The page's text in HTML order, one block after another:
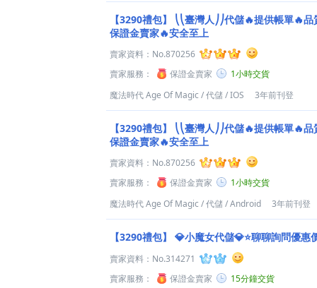
【3290禮包】
⎝⎝臺灣人⎠⎠代儲🔥提供帳單🔥
保證金賣家🔥安全至上
賣家資料： No.870256
賣家服務：
保證金賣家
1小時交貨
魔法時代 Age Of Magic /代儲/IOS 3年前刊登
【3290禮包】
⎝⎝臺灣人⎠⎠代儲🔥提供帳單🔥
保證金賣家🔥安全至上
賣家資料： No.870256
賣家服務：
保證金賣家
1小時交貨
魔法時代 Age Of Magic /代儲/Android 3年前刊登
【3290禮包】 💎小魔女代儲💎⭐聊聊詢問優惠
賣家資料： No.314271
賣家服務：
保證金賣家
15分鐘交貨